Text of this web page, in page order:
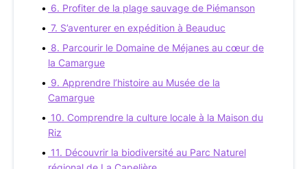
6. Profiter de la plage sauvage de Piémanson
7. S’aventurer en expédition à Beauduc
8. Parcourir le Domaine de Méjanes au cœur de
la Camargue
9. Apprendre l’histoire au Musée de la
Camargue
10. Comprendre la culture locale à la Maison du
Riz
11. Découvrir la biodiversité au Parc Naturel